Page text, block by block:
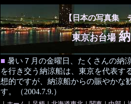
【日本の写真集
東京お台場納
■ 暑い７月の金曜日、たくさんの納
を行き交う納涼船は、東京を代表す
想的ですが、納涼船からの賑やかな
す。（2004.7.9.）